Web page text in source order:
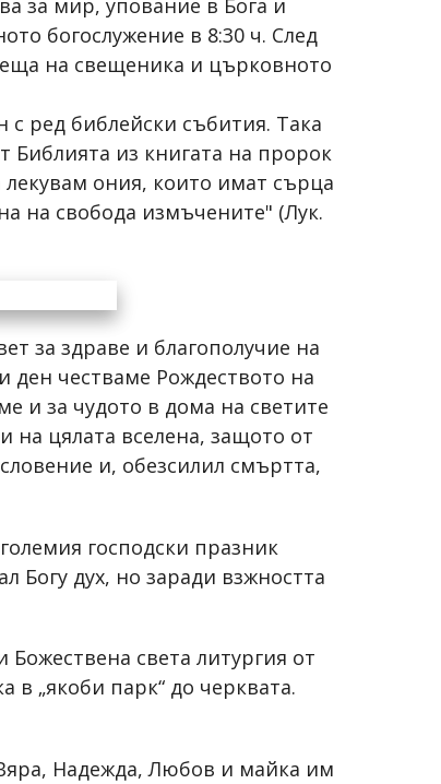
богослужение в 8:30 ч. След
на свещеника и църковното
ред библейски събития. Така
Библията из книгата на пророк
ония, които имат сърца
на свобода измъчените" (Лук.
за здраве и благополучие на
ден честваме Рождеството на
и за чудото в дома на светите
на цялата вселена, защото от
и, обезсилил смъртта,
господски празник
Богу дух, но заради взжността
света литургия от
в „якоби парк“ до черквата.
Надежда, Любов и майка им